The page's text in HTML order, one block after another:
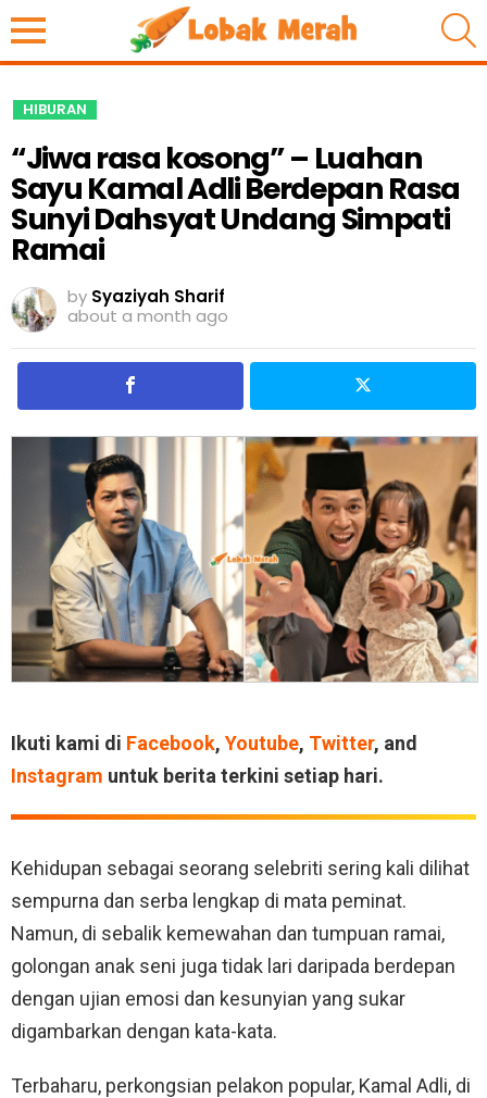
HIBURAN
“Jiwa rasa kosong” – Luahan
Sayu Kamal Adli Berdepan Rasa
Sunyi Dahsyat Undang Simpati
Ramai
by Syaziyah Sharif
about a month ago
Ikuti kami di Facebook, Youtube, Twitter, and
Instagram untuk berita terkini setiap hari.
Kehidupan sebagai seorang selebriti sering kali dilihat
sempurna dan serba lengkap di mata peminat.
Namun, di sebalik kemewahan dan tumpuan ramai,
golongan anak seni juga tidak lari daripada berdepan
dengan ujian emosi dan kesunyian yang sukar
digambarkan dengan kata-kata.
Terbaharu, perkongsian pelakon popular, Kamal Adli, di